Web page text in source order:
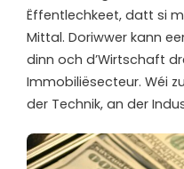
Ëffentlechkeet, datt si
Mittal. Doriwwer kann
dinn och d’Wirtschaft
Immobiliësecteur. Wéi
der Technik, an der